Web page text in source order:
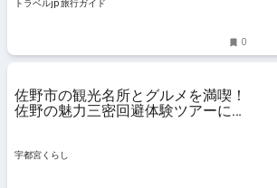
トラベルjp 旅行ガイド
0
佐野市の観光名所とグルメを満喫！
佐野の魅力三密回避体験ツアーに参
宇都宮くらし